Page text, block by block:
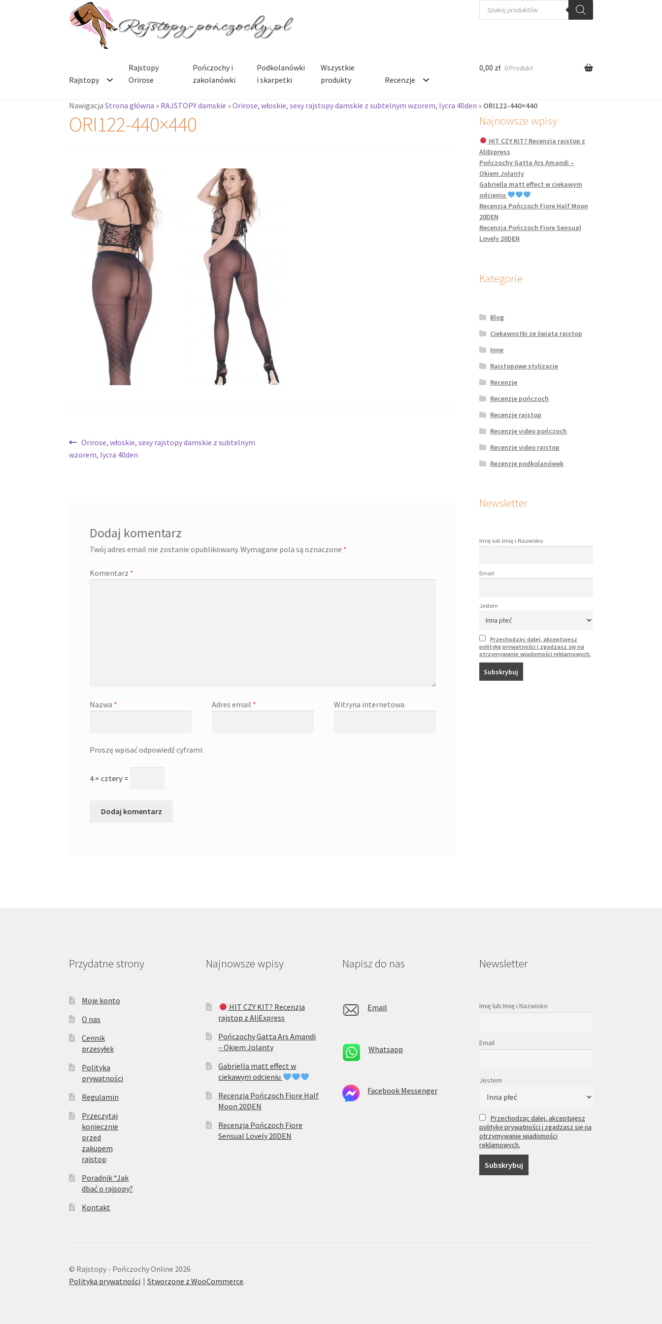
Przejdź
do
nawigacji
Przejdź
do
treści
Wyszukiwarka
produktów
Rajstopy
Rajstopy
Orirose
Pończochy i
zakolanówki
Podkolanówki
i skarpetki
Wszystkie
produkty
Recenzje
0,00 zł 0 Produkt
NawigacjaStrona główna » RAJSTOPY damskie »Orirose, włoskie, sexy rajstopy damskie z subtelnym wzorem, lycra 40den » ORI122-440×440
ORI122-440×440
Nawigacja
wpisu
Poprzedni
wpis:
Orirose, włoskie, sexy rajstopy damskie z subtelnym
wzorem, lycra 40den
Dodaj komentarz
Twój adres email nie zostanie opublikowany. Wymagane pola są oznaczone *
Komentarz *
Nazwa * Adres email * Witryna internetowa
Proszę wpisać odpowiedź cyframi:
4 × cztery =
Najnowsze wpisy
HIT CZY KIT? Recenzja rajstop z
AliExpress
Pończochy Gatta Ars Amandi –
Okiem Jolanty
Gabriella matt effect w ciekawym
odcieniu
Recenzja Pończoch Fiore Half Moon
20DEN
Recenzja Pończoch Fiore Sensual
Lovely 20DEN
Kategorie
Blog
Ciekawostki ze świata rajstop
Inne
Rajstopowe stylizacje
Recenzje
Recenzje pończoch
Recenzje rajstop
Recenzje video pończoch
Recenzje video rajstop
Rezenzje podkolanówek
Newsletter
Imię lub Imię i Nazwisko
Email
Jestem
Przechodząc dalej, akceptujesz
politykę prywatności i zgadzasz się na
otrzymywanie wiadomości reklamowych.
Przydatne strony
Moje konto
O nas
Cennik
przesyłek
Polityka
prywatności
Regulamin
Przeczytaj
koniecznie
przed
zakupem
rajstop
Poradnik “Jak
dbać o rajsopy?
Kontakt
Najnowsze wpisy
HIT CZY KIT? Recenzja
rajstop z AliExpress
Pończochy Gatta Ars Amandi
– Okiem Jolanty
Gabriella matt effect w
ciekawym odcieniu
Recenzja Pończoch Fiore Half
Moon 20DEN
Recenzja Pończoch Fiore
Sensual Lovely 20DEN
Napisz do nas
Email
Whatsapp
Facebook Messenger
Newsletter
Imię lub Imię i Nazwisko
Email
Jestem
Przechodząc dalej, akceptujesz
politykę prywatności i zgadzasz się na
otrzymywanie wiadomości
reklamowych.
© Rajstopy - Pończochy Online 2026
Polityka prywatności
Stworzone z WooCommerce.